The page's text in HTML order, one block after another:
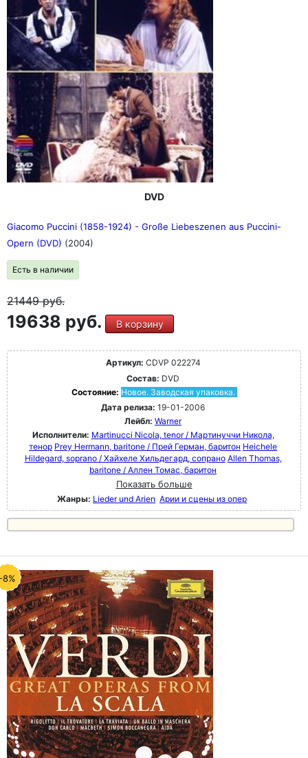
DVD
Giacomo Puccini (1858-1924) - Große Liebeszenen aus Puccini-
Opern (DVD) (2004)
Есть в наличии
21449руб.
19638 руб. В корзину
Артикул: CDVP 022274
Состав: DVD
Состояние: Новое. Заводская упаковка.
Дата релиза: 19-01-2006
Лейбл: Warner
Исполнители: Martinucci Nicola, tenor / Мартинуччи Никола,
тенор Prey Hermann, baritone / Прей Герман, баритон Heichele
Hildegard, soprano / Хайхеле Хильдегард, сопрано Allen Thomas,
baritone / Аллен Томас, баритон
Показать больше
Жанры: Lieder und Arien Арии и сцены из опер
8%